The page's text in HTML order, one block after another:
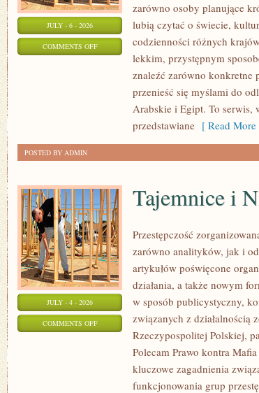
JULY - 6 - 2026
COMMENTS OFFON
zarówno osoby planujące
lubią czytać o świecie,
codzienności różnych
lekkim, przystępnym
znaleźć zarówno konkretne
przenieść się myślami do
Arabskie i Egipt. To serwis,
przedstawiane [ Read More
POSTED BY ADMIN
JULY - 4 - 2026
COMMENTS OFFON
TAJEMNICE
NIEWYJAŚNIONE
Tajemnice i
Przestępczość
zarówno analityków, jak i
artykułów poświęcone
działania, a także nowym
w sposób publicystyczny,
związanych z działalnością
Rzeczypospolitej Polskiej,
Polecam Prawo kontra
kluczowe zagadnienia
funkcjonowania grup